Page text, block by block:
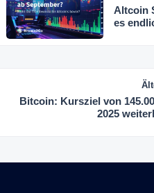
Altcoin
es
Bitcoin: Kursziel von
2025